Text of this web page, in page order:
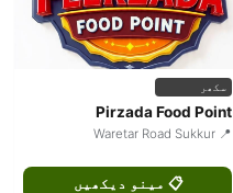
سکھر
Pirzada Food Point
📍 Waretar Road Sukkur
📋 مینو دیکھیں